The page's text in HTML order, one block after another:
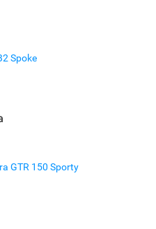
Spoke
GTR 150 Sporty